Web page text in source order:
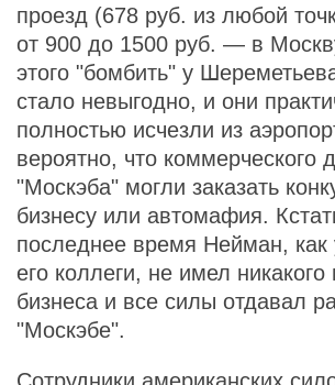
проезд (678 руб. из любой
от 900 до 1500 руб. — в
этого "бомбить" у
стало невыгодно, и они
полностью исчезли из
вероятно, что коммерческого
"Москэба" могли заказать
бизнесу или автомафия.
последнее время Нейман, как
его коллеги, не имел никакого
бизнеса и все силы отдавал
"Москэбе".